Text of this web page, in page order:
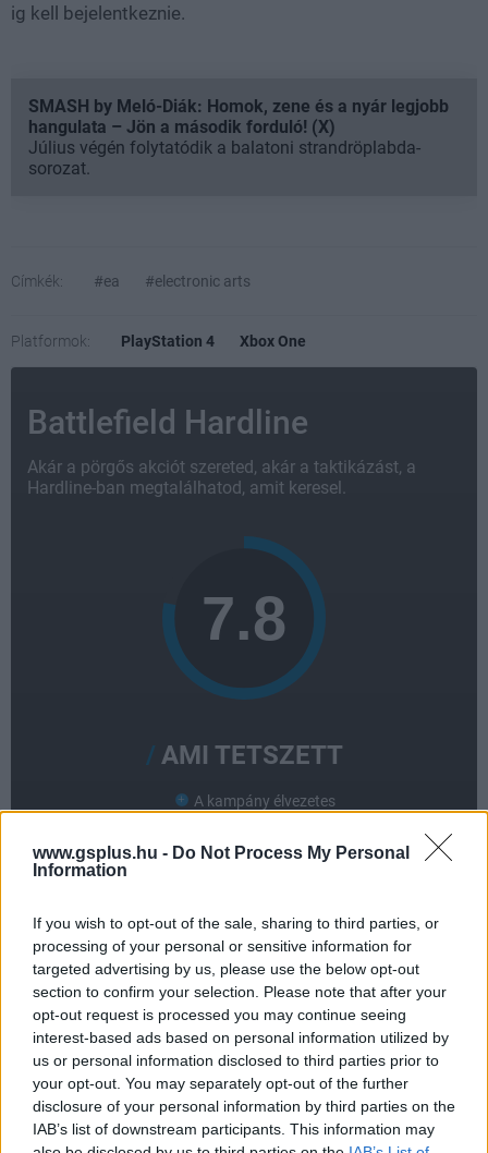
www.gsplus.hu - Do Not Process My Personal
Information
If you wish to opt-out of the sale, sharing to third parties, or
processing of your personal or sensitive information for
targeted advertising by us, please use the below opt-out
section to confirm your selection. Please note that after your
opt-out request is processed you may continue seeing
interest-based ads based on personal information utilized by
us or personal information disclosed to third parties prior to
your opt-out. You may separately opt-out of the further
disclosure of your personal information by third parties on the
IAB’s list of downstream participants. This information may
ig kell bejelentkeznie.
SMASH by Meló-Diák: Homok, zene és a nyár legjobb
hangulata – Jön a második forduló! (X)
Július végén folytatódik a balatoni strandröplabda-
sorozat.
Címkék: #ea #electronic arts
Platformok: PlayStation 4 Xbox One
Battlefield Hardline
Akár a pörgős akciót szereted, akár a taktikázást, a
Hardline-ban megtalálhatod, amit keresel.
AMI TETSZETT
A kampány élvezetes
A legtöbb új játékmód jó
AMI NEM TETSZETT
Nem elég nagy multis pályák
Rengeteg bug, csúnya textúrák
A járművek viselkedése